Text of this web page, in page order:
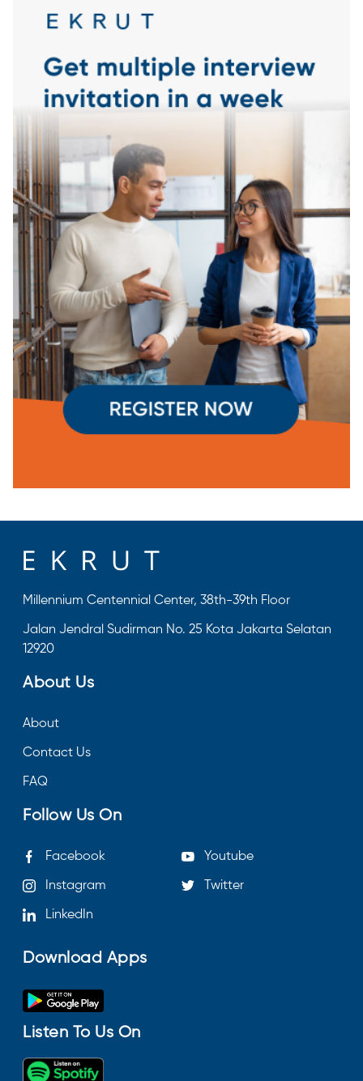
Millennium Centennial Center, 38th-39th Floor
Jalan Jendral Sudirman No. 25 Kota Jakarta Selatan
12920
About Us
About
Contact Us
FAQ
Follow Us On
Facebook Youtube
Instagram Twitter
LinkedIn
Download Apps
Listen To Us On